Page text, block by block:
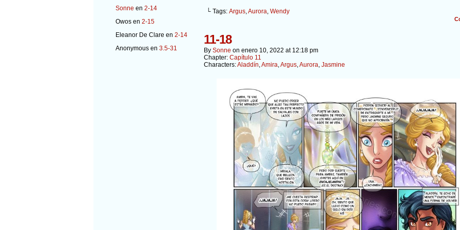
Sonne en 2-14
Owos en 2-15
Eleanor De Clare en 2-14
Anonymous en 3.5-31
└ Tags: Argus,Aurora, Wendy
11-18
By Sonne on enero 10, 2022 at 12:18 pm
Chapter: Capítulo 11
Characters:Aladdín,Amira,Argus,Aurora, Jasmine